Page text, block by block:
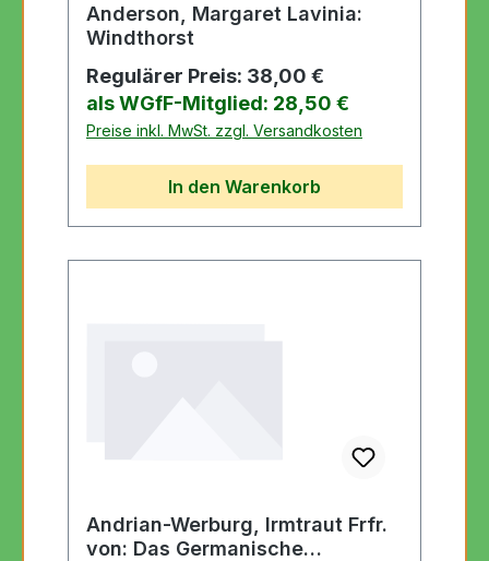
Anderson, Margaret Lavinia:
Windthorst
Regulärer Preis:
38,00 €
als WGfF-Mitglied: 28,50 €
Preise inkl. MwSt. zzgl. Versandkosten
In den Warenkorb
Andrian-Werburg, Irmtraut Frfr.
von: Das Germanische